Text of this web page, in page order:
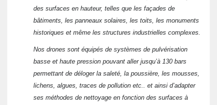
des surfaces en hauteur, telles que les façades de
bâtiments, les panneaux solaires, les toits, les monuments
historiques et même les structures industrielles complexes.
Nos drones sont équipés de systèmes de pulvérisation
basse et haute pression pouvant aller jusqu’à 130 bars
permettant de déloger la saleté, la poussière, les mousses,
lichens, algues, traces de pollution etc.. et ainsi d’adapter
ses méthodes de nettoyage en fonction des surfaces à